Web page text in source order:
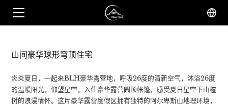
山间豪华球形穹顶住宅
炎炎夏日，一起来BLH豪华露营地，呼吸26度的清新空气，沐浴26度
的温暖阳光，仰望星空，入住豪华露营圆顶帐篷，感受夏日星空下山楂
树的浪漫情怀。这片豪华露营度假区拥有独特的阿尔卑斯山地理环境，